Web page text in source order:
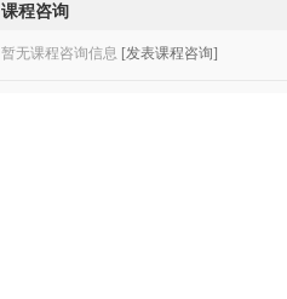
课程咨询
暂无课程咨询信息 [发表课程咨询]